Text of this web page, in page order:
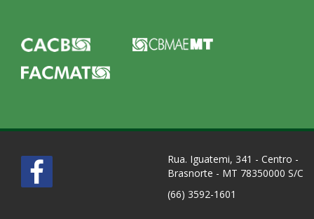
Rua. Iguatemi, 341 - Centro -
Brasnorte - MT 78350000 S/C
(66) 3592-1601